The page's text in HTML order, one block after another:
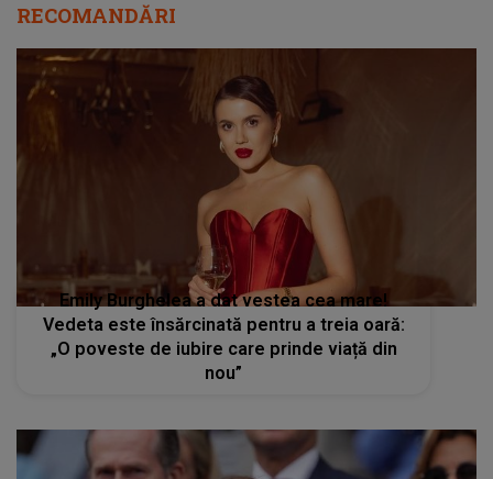
RECOMANDĂRI
Emily Burghelea a dat vestea cea mare!
Vedeta este însărcinată pentru a treia oară:
„O poveste de iubire care prinde viață din
nou”